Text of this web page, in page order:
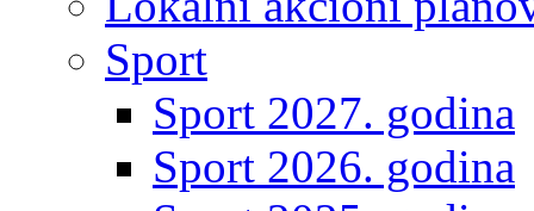
Sport
Sport 2027. godina
Sport 2026. godina